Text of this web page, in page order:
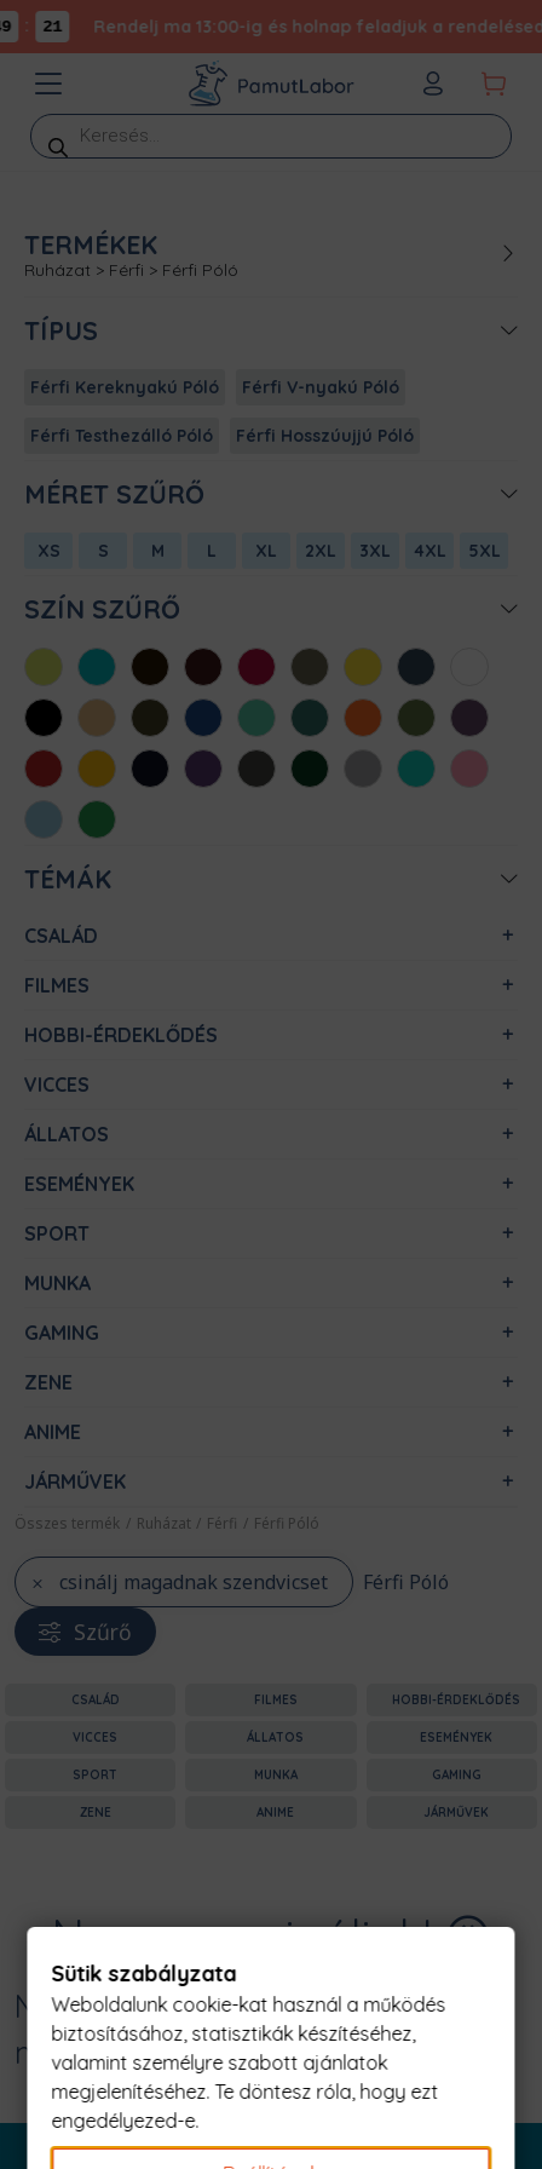
21 Rendelj ma 13:00-ig és holnap feladjuk a
Products
search
TERMÉKEK
Ruházat > Férfi > Férfi Póló
TÍPUS
Férfi Kereknyakú Póló Férfi V-nyakú Póló
Férfi Testhezálló Póló Férfi Hosszúujjú Póló
MÉRET SZŰRŐ
XS S M L XL 2XL 3XL 4XL 5XL
SZÍN SZŰRŐ
AlmazöldAtollkékBarnaBordóChili Cink Citromsárga
Denim
FeketeHomokKhaki KirálykékMentaMéregzöld
NarancsOliva Padlizsán
Piros SárgaSötétkékSötétlilaSötétszürke
SötétzöldSportszürke
Türkiz
Világos
rózsaszín
Világoskék
Zöld
TÉMÁK
CSALÁD
FILMES
HOBBI-ÉRDEKLŐDÉS
VICCES
ÁLLATOS
ESEMÉNYEK
SPORT
MUNKA
GAMING
ZENE
ANIME
JÁRMŰVEK
Összes termék / Ruházat / Férfi / Férfi Póló
csinálj magadnak szendvicset Férfi Póló
Szűrő
CSALÁD FILMES HOBBI-ÉRDEKLŐDÉS
VICCES ÁLLATOS ESEMÉNYEK
SPORT MUNKA GAMING
ZENE ANIME JÁRMŰVEK
Nagyon sajnáljuk! 😥
Nincs találat erre: "csinálj
magadnak szendvicset Férfi Póló"
Sütik szabályzata
Weboldalunk cookie-kat használ a működés
biztosításához, statisztikák készítéséhez,
valamint személyre szabott ajánlatok
megjelenítéséhez. Te döntesz róla, hogy ezt
engedélyezed-e.